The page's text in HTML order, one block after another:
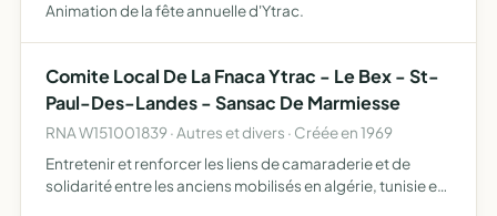
Animation de la fête annuelle d'Ytrac.
Comite Local De La Fnaca Ytrac - Le Bex - St-
Paul-Des-Landes - Sansac De Marmiesse
RNA W151001839 · Autres et divers · Créée en 1969
Entretenir et renforcer les liens de camaraderie et de
solidarité entre les anciens mobilisés en algérie, tunisie et